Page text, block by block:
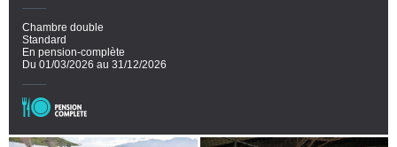
Chambre double
Standard
En pension-complète
Du 01/03/2026 au 31/12/2026